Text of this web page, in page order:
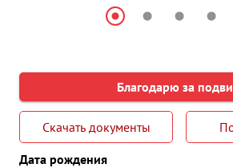
Благодарю за
Скачать документы
Дата рождения